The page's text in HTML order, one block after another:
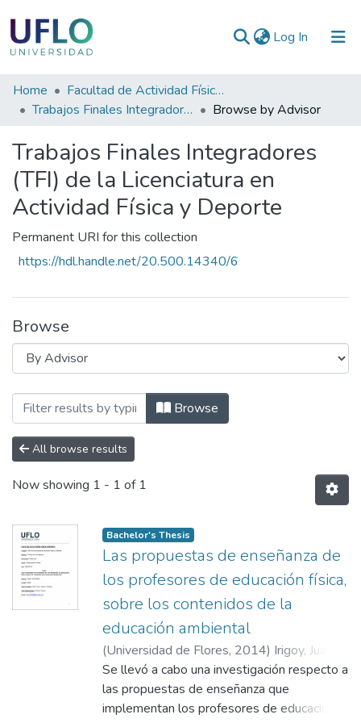
Log In (current)
Communities
&
All of RIUFLO
Home
Facultad de Actividad Física y Deporte
Trabajos Finales Integradores (TFI) de la Licenciatura en Actividad Física y Deporte
Browse by Advisor
Trabajos Finales Integradores
(TFI) de la Licenciatura en
Actividad Física y Deporte
Permanent URI for this collection
https://hdl.handle.net/20.500.14340/6
Browse
Browsing Trabajos Finales
Browse
All browse results
Now showing 1 - 1 of 1
Bachelor's Thesis
Las propuestas de enseñanza de
los profesores de educación física,
sobre los contenidos de la
educación ambiental
(Universidad de Flores, 2014) Irigoy, Juan
Martín;Sáez, Ana;Gómez, Valeria ;Alonso,
Emiliano
Se llevó a cabo una investigación respecto a
las propuestas de enseñanza que
implementan los profesores de educación